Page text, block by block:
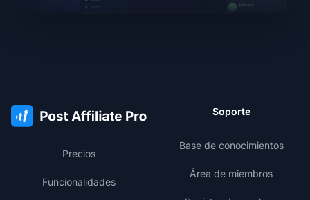
Precios
Funcionalidades
Soporte
Base de conocimientos
Área de miembros